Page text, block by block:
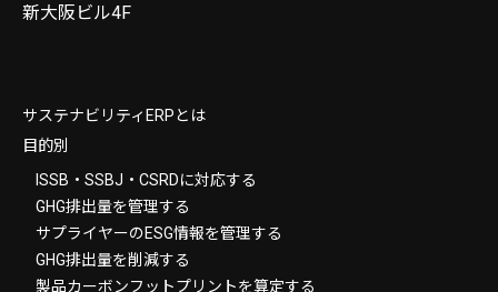
新大阪ビル4F
サステナビリティERPとは
目的別
ISSB・SSBJ・CSRDに対応する
GHG排出量を管理する
サプライヤーのESG情報を管理する
GHG排出量を削減する
製品カーボンフットプリントを算定する